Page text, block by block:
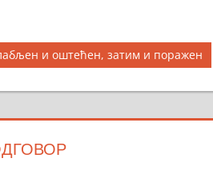
и оштећен, затим и поражен